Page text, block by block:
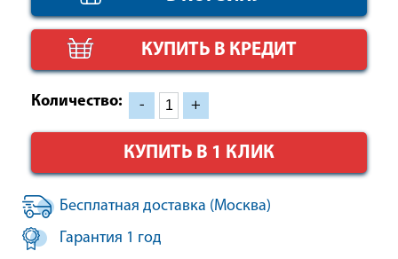
КУПИТЬ В КРЕДИТ
Количество: - +
КУПИТЬ В 1 КЛИК
Бесплатная доставка (Москва)
Гарантия 1 год